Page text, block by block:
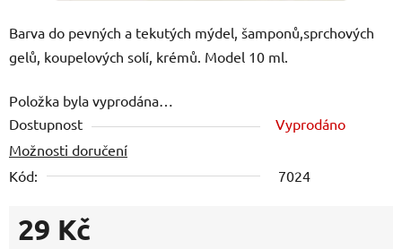
Barva do pevných a tekutých mýdel, šamponů,sprchových
gelů, koupelových solí, krémů. Model 10 ml.
Položka byla vyprodána…
Dostupnost
Vyprodáno
Možnosti doručení
Kód:
7024
29 Kč